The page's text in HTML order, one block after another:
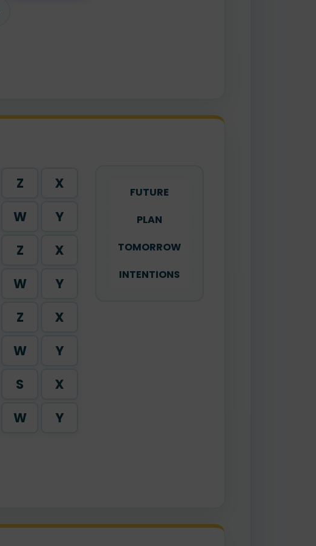
Z
X
W
Y
Z
X
W
Y
Z
X
W
Y
S
X
W Y
FUTURE
PLAN
TOMORROW
INTENTIONS